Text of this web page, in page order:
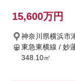
15,600万円
神奈川県横浜市
東急東横線 / 妙
348.10㎡